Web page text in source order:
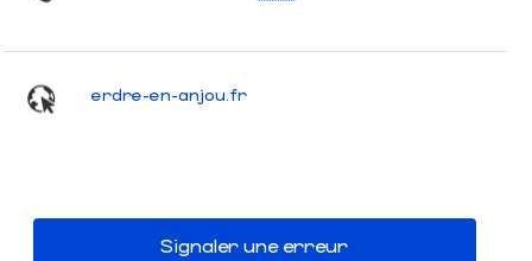
erdre-en-anjou.fr
Signaler une erreur